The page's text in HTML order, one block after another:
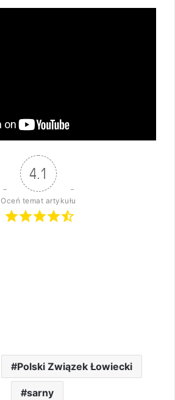
4.1
Oceń temat artykułu
Polski Związek Łowiecki
sarny